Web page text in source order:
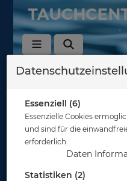
Gemeinsam
Gemeinsam
Erlebe Abenteuer,
mit dem Tauchcenter
Essenziell (6)
Essenzielle Cookies
und sind für die
erforderlich.
Daten
Statistiken (2)